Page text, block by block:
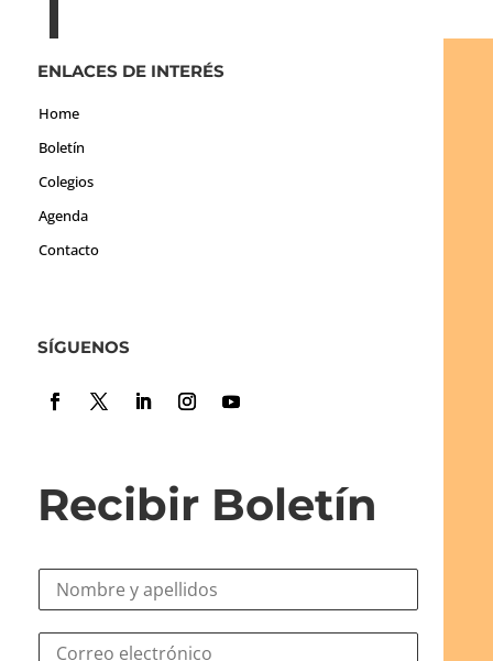
ENLACES DE INTERÉS
Home
Boletín
Colegios
Agenda
Contacto
SÍGUENOS
Recibir Boletín
N
N
C